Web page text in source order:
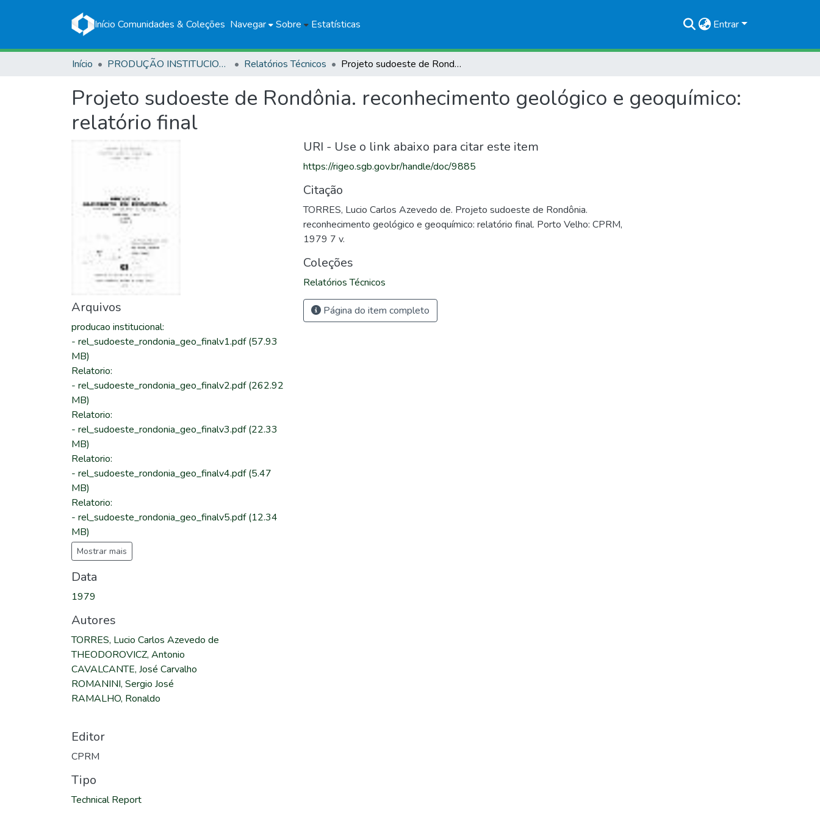
Início Comunidades & Coleções Navegar Sobre Estatísticas Entrar
Início PRODUÇÃO INSTITUCIONAL Relatórios Técnicos Projeto sudoeste de Rondônia. reconhecimento geológico e geoquímico: relatório final
Projeto sudoeste de Rondônia. reconhecimento geológico e geoquímico:
relatório final
Arquivos
producao institucional:
- rel_sudoeste_rondonia_geo_finalv1.pdf(57.93
MB)
Relatorio:
- rel_sudoeste_rondonia_geo_finalv2.pdf(262.92
MB)
Relatorio:
- rel_sudoeste_rondonia_geo_finalv3.pdf(22.33
MB)
Relatorio:
- rel_sudoeste_rondonia_geo_finalv4.pdf(5.47
MB)
Relatorio:
- rel_sudoeste_rondonia_geo_finalv5.pdf(12.34
MB)
Mostrar mais
Data
1979
Autores
TORRES, Lucio Carlos Azevedo de
THEODOROVICZ, Antonio
CAVALCANTE, José Carvalho
ROMANINI, Sergio José
RAMALHO, Ronaldo
Editor
CPRM
Tipo
Technical Report
URI - Use o link abaixo para citar este item
https://rigeo.sgb.gov.br/handle/doc/9885
Citação
TORRES, Lucio Carlos Azevedo de. Projeto sudoeste de Rondônia.
reconhecimento geológico e geoquímico: relatório final. Porto Velho: CPRM,
1979 7 v.
Coleções
Relatórios Técnicos
Página do item completo